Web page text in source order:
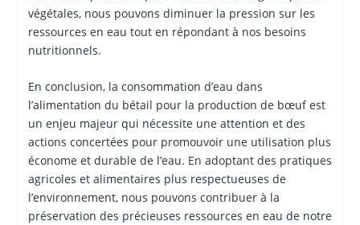
végétales, nous pouvons diminuer la pression sur les
ressources en eau tout en répondant à nos besoins
nutritionnels.
En conclusion, la consommation d’eau dans
l’alimentation du bétail pour la production de bœuf est
un enjeu majeur qui nécessite une attention et des
actions concertées pour promouvoir une utilisation plus
économe et durable de l’eau. En adoptant des pratiques
agricoles et alimentaires plus respectueuses de
l’environnement, nous pouvons contribuer à la
préservation des précieuses ressources en eau de notre